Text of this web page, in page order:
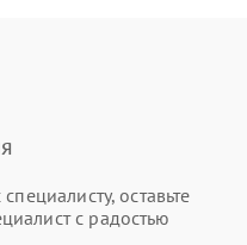
оставьте
с радостью